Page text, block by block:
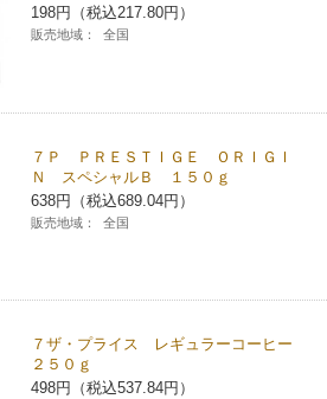
限定）
リング（店舗限定）
シェアリング（店舗限定）
ブン
力」
198円（税込217.80円）
販売地域： 全国
７Ｐ ＰＲＥＳＴＩＧＥ ＯＲＩＧＩ
Ｎ スペシャルＢ １５０ｇ
638円（税込689.04円）
販売地域： 全国
７ザ・プライス レギュラーコーヒー
２５０ｇ
498円（税込537.84円）